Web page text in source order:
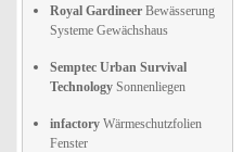
Royal Gardineer Bewässerung
Systeme Gewächshaus
Semptec Urban Survival
Technology Sonnenliegen
infactory Wärmeschutzfolien
Fenster